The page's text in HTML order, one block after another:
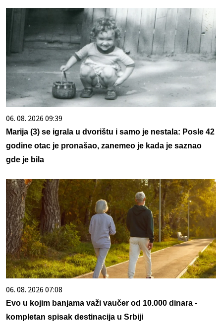
06. 08. 2026 09:39
Marija (3) se igrala u dvorištu i samo je nestala: Posle 42
godine otac je pronašao, zanemeo je kada je saznao
gde je bila
06. 08. 2026 07:08
Evo u kojim banjama važi vaučer od 10.000 dinara -
kompletan spisak destinacija u Srbiji